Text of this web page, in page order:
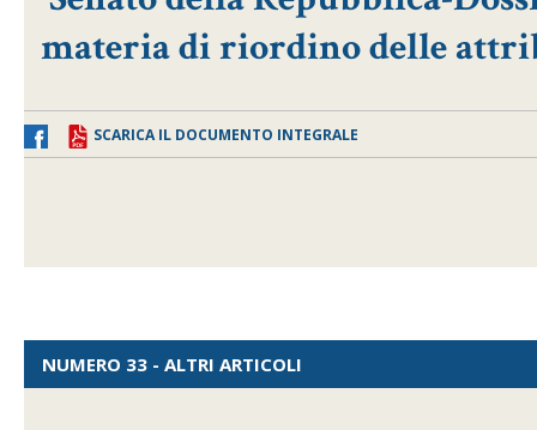
materia di riordino delle
SCARICA IL DOCUMENTO INTEGRALE
NUMERO 33 - ALTRI ARTICOLI